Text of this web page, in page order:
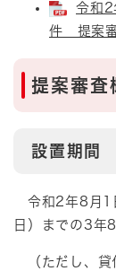
令和2
件 提案審
提案審査
設置期間
令和2年8月1
日）までの3年
（ただし、貸